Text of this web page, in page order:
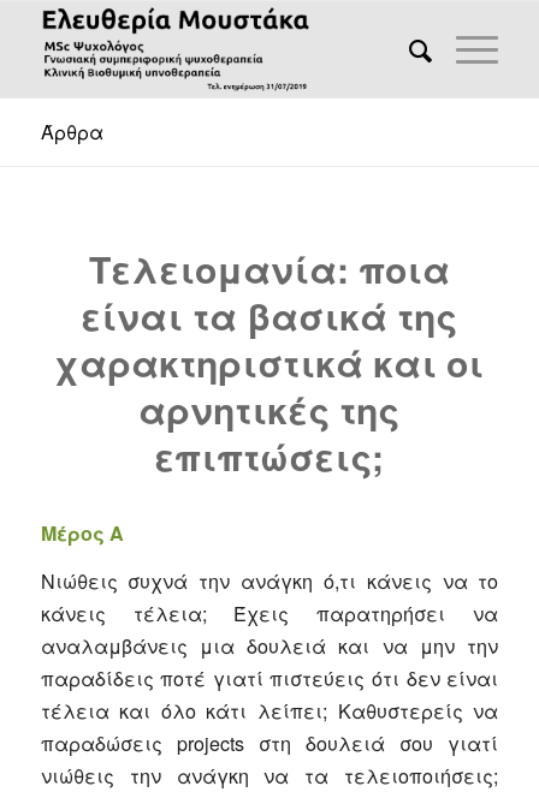
Άρθρα
Τελειομανία: ποια
είναι τα βασικά της
χαρακτηριστικά και οι
αρνητικές της
επιπτώσεις;
Μέρος Α
Νιώθεις συχνά την ανάγκη ό,τι κάνεις να το
κάνεις τέλεια; Έχεις παρατηρήσει να
αναλαμβάνεις μια δουλειά και να μην την
παραδίδεις ποτέ γιατί πιστεύεις ότι δεν είναι
τέλεια και όλο κάτι λείπει; Καθυστερείς να
παραδώσεις projects στη δουλειά σου γιατί
νιώθεις την ανάγκη να τα τελειοποιήσεις;